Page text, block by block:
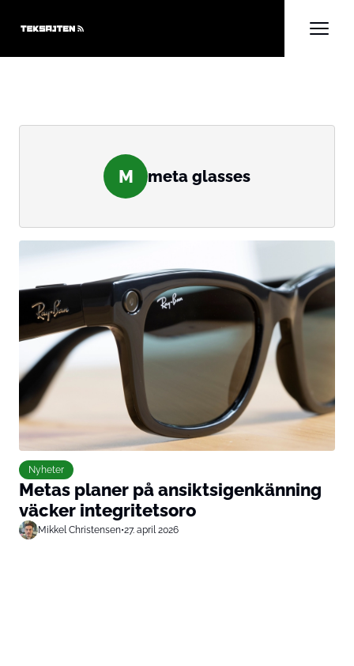
M meta glasses
Nyheter
Metas planer på ansiktsigenkänning
väcker integritetsoro
Mikkel Christensen•27. april 2026